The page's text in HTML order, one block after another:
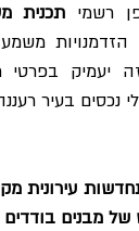
תכנית מס' 416-
זה יעמיק
נכסים בעיר
עירונית
מבנים